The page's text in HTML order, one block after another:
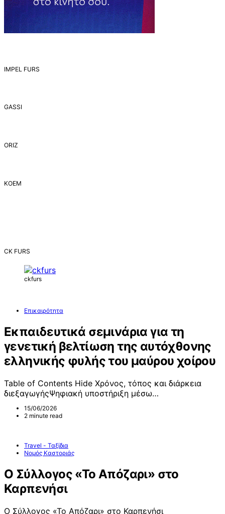
IMPEL FURS
GASSI
ORIZ
ΚΟΕΜ
CK FURS
ckfurs
Επικαιρότητα
Εκπαιδευτικά σεμινάρια για τη
γενετική βελτίωση της αυτόχθονης
ελληνικής φυλής του μαύρου χοίρου
Table of Contents Hide Χρόνος, τόπος και διάρκεια
διεξαγωγήςΨηφιακή υποστήριξη μέσω…
15/06/2026
2 minute read
Travel - Ταξίδια
Νομός Καστοριάς
Ο Σύλλογος «Το Απόζαρι» στο
Καρπενήσι
Ο Σύλλογος «Το Απόζαρι» στο Καρπενήσι